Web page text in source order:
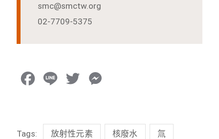
smc@smctw.org
02-7709-5375
e
t
Tags: 放射性元素 核廢水 氚